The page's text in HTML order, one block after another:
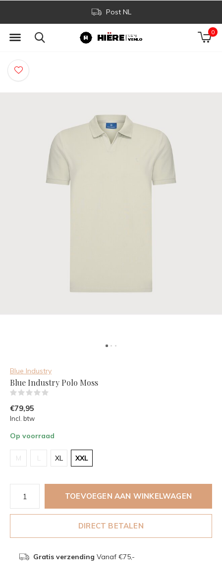
0
Post NL
Blue Industry
Blue Industry Polo Moss
€79,95
Incl. btw
Op voorraad
M L XL XXL
TOEVOEGEN AAN WINKELWAGEN
DIRECT BETALEN
Gratis verzending Vanaf €75,-